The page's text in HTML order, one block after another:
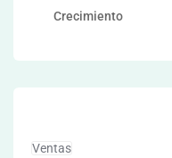
Crecimiento
Ventas